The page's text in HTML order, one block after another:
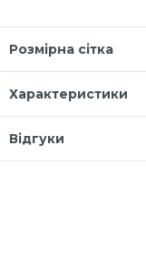
Розмірна сітка
Характеристики
Відгуки